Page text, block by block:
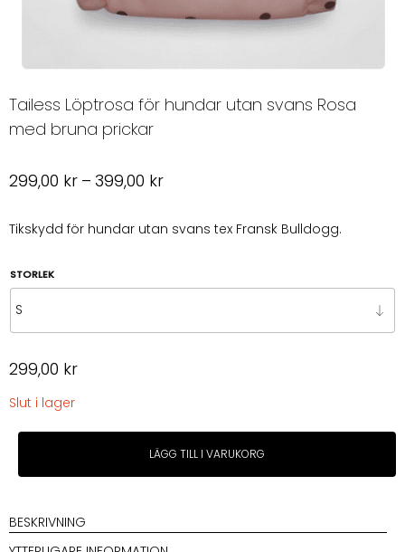
Tailess Löptrosa för hundar utan svans Rosa
med bruna prickar
299,00 kr – 399,00 krPrisintervall:
till
Tikskydd för hundar utan svans tex Fransk Bulldogg.
STORLEK
299,00 kr
Slut i lager
Tailess
för
utan
svans
LÄGG TILL I VARUKORG
BESKRIVNING